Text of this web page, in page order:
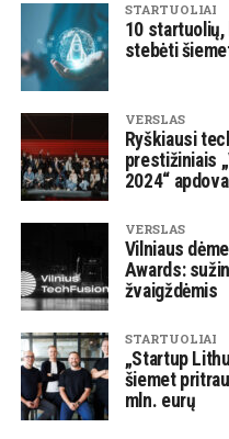
STARTUOLIAI
10
stebėti
VERSLAS
Ryškiausi
prestižiniais
2024“
VERSLAS
Vilniaus
Awards:
žvaigždėmis
STARTUOLIAI
„Startup
šiemet
mln. eurų